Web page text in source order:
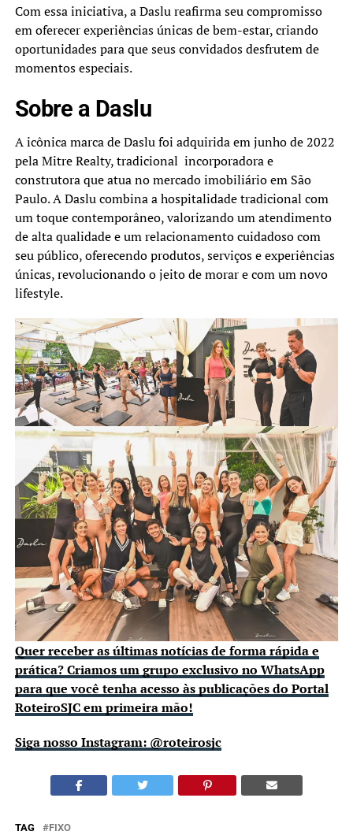
Com essa iniciativa, a Daslu reafirma seu compromisso
em oferecer experiências únicas de bem-estar, criando
oportunidades para que seus convidados desfrutem de
momentos especiais.
Sobre a Daslu
A icônica marca de Daslu foi adquirida em junho de 2022
pela Mitre Realty, tradicional incorporadora e
construtora que atua no mercado imobiliário em São
Paulo. A Daslu combina a hospitalidade tradicional com
um toque contemporâneo, valorizando um atendimento
de alta qualidade e um relacionamento cuidadoso com
seu público, oferecendo produtos, serviços e experiências
únicas, revolucionando o jeito de morar e com um novo
lifestyle.
Quer receber as últimas notícias de forma rápida e
prática? Criamos um grupo exclusivo no WhatsApp
para que você tenha acesso às publicações do Portal
RoteiroSJC em primeira mão!
Siga nosso Instagram: @roteirosjc
TAG FIXO